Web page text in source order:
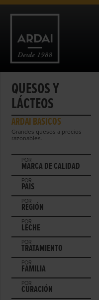
QUESOS Y
LÁCTEOS
ARDAI BÁSICOS
Grandes quesos a precios
razonables.
POR
MARCA DE CALIDAD
POR
PAIS
POR
REGIÓN
POR
LECHE
POR
TRATAMIENTO
POR
FAMILIA
POR
CURACIÓN